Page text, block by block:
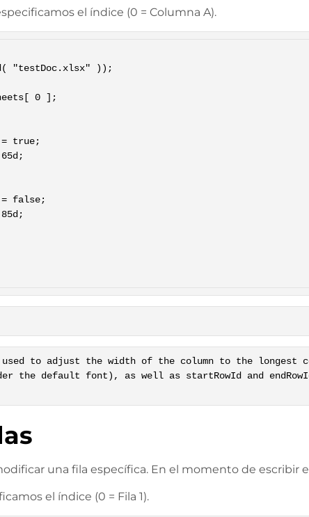
el índice (0 = Columna A).
used to adjust the width of the column to the longest
the default font), as well as startRowId and
una fila específica. En el momento de
el índice (0 = Fila 1).